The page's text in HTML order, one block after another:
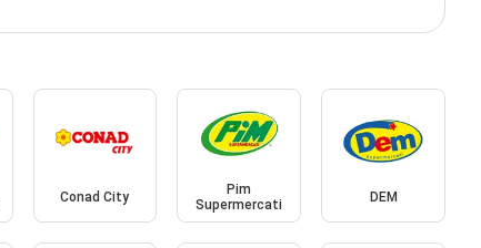
Conad City
Pim
Supermercati
DEM